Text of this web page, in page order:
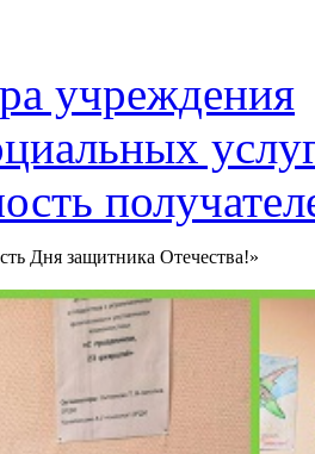
учреждения
Дня защитника Отечества!»